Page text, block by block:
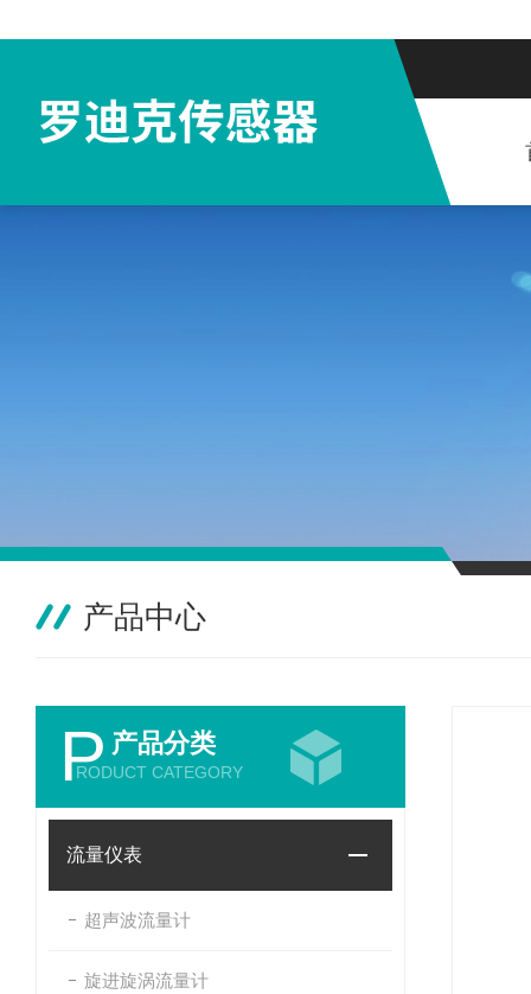
产品中心
P 产品分类
RODUCT CATEGORY
流量仪表
超声波流量计
旋进旋涡流量计